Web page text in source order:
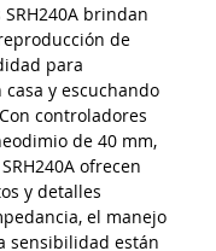
brindan
de
para
y escuchando
Con controladores
de 40 mm,
ofrecen
y detalles
el manejo
sensibilidad están